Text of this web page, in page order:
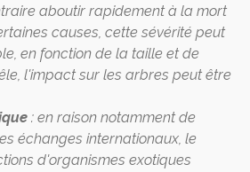
aboutir rapidement à la mort
causes, cette sévérité peut
en fonction de la taille et de
l'impact sur les arbres peut être
: en raison notamment de
échanges internationaux, le
d'organismes exotiques